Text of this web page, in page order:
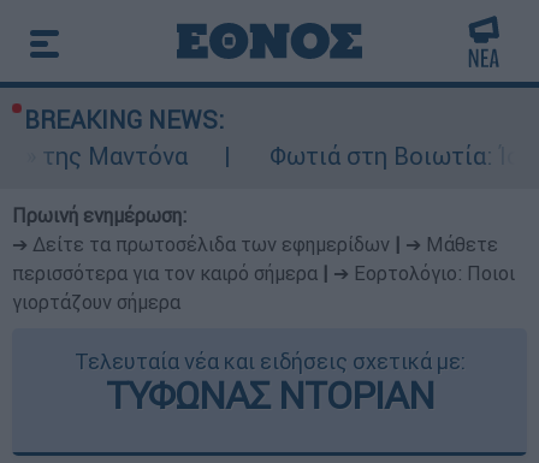
BREAKING NEWS:
Φωτιά στη Βοιωτία: Ίση με έξι
Πρωινή ενημέρωση:
➔ Δείτε τα πρωτοσέλιδα των εφημερίδων
➔ Μάθετε
περισσότερα για τον καιρό σήμερα
➔ Εορτολόγιο: Ποιοι
γιορτάζουν σήμερα
Τελευταία νέα και ειδήσεις σχετικά με:
ΤΥΦΩΝΑΣ ΝΤΟΡΙΑΝ